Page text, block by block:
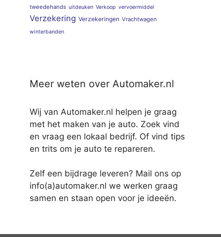
tweedehands uitdeuken Verkoop vervoermiddel
Verzekering Verzekeringen Vrachtwagen
winterbanden
Meer weten over Automaker.nl
Wij van Automaker.nl helpen je graag
met het maken van je auto. Zoek vind
en vraag een lokaal bedrijf. Of vind tips
en trits om je auto te repareren.
Zelf een bijdrage leveren? Mail ons op
info(a)automaker.nl we werken graag
samen en staan open voor je ideeën.